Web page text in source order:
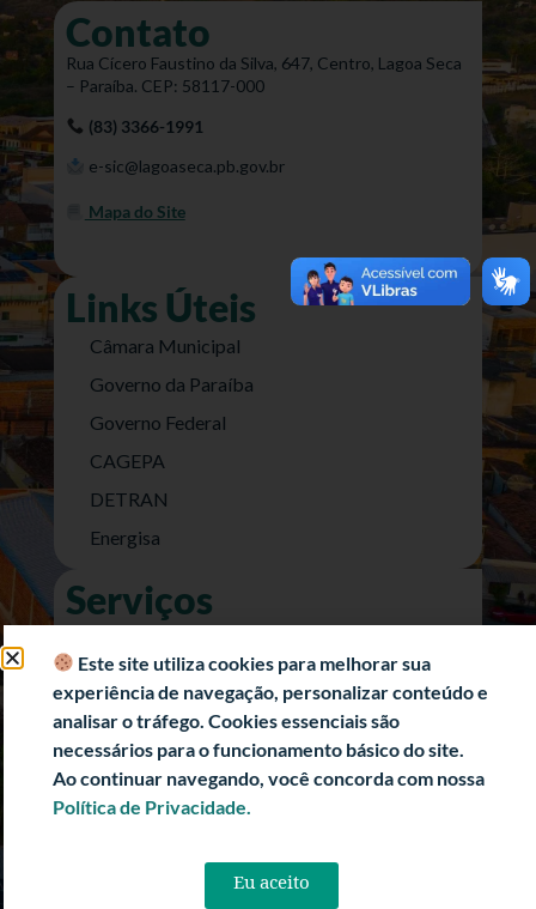
Contato
Rua Cícero Faustino da Silva, 647, Centro, Lagoa Seca
– Paraíba. CEP: 58117-000
(83) 3366-1991
e-sic@lagoaseca.pb.gov.br
Mapa do Site
Links Úteis
Câmara Municipal
Governo da Paraíba
Governo Federal
CAGEPA
DETRAN
Energisa
Serviços
e-SIC (Acesso a Informação)
Transparência Fiscal
História
Informações Turísticas
Este site utiliza cookies para melhorar sua
experiência de navegação, personalizar conteúdo e
analisar o tráfego. Cookies essenciais são
necessários para o funcionamento básico do site.
Ao continuar navegando, você concorda com nossa
Política de Privacidade.
Eu aceito